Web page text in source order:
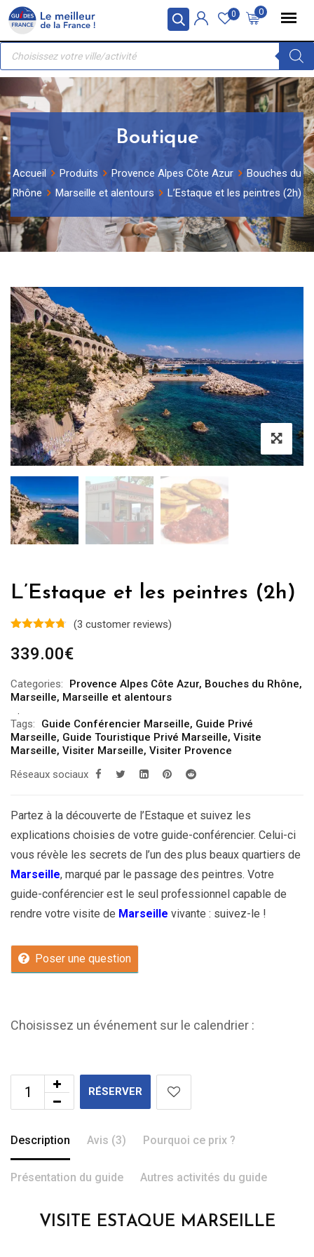
Panneau de gestion des cookies
Skip
content
0
0
Recherche
produits
Boutique
Accueil Produits Provence Alpes Côte Azur
Bouches du
Rhône
Marseille et alentours L’Estaque et les peintres (2h)
L’Estaque et les peintres (2h)
(3 customer reviews)
339.00€
Categories: Provence Alpes Côte Azur, Bouches du Rhône,
Marseille, Marseille et alentours
Tags: Guide Conférencier Marseille, Guide Privé
Marseille, Guide Touristique Privé Marseille, Visite
Marseille, Visiter Marseille, Visiter Provence
Réseaux sociaux
Partez à la découverte de l’Estaque et suivez les
explications choisies de votre guide-conférencier. Celui-ci
vous révèle les secrets de l’un des plus beaux quartiers de
Marseille, marqué par le passage des peintres. Votre
guide-conférencier est le seul professionnel capable de
rendre votre visite de Marseille vivante : suivez-le !
Poser une question
Choisissez un événement sur le calendrier :
RÉSERVER
Description Avis (3) Pourquoi ce prix ?
Présentation du guide Autres activités du guide
VISITE ESTAQUE MARSEILLE